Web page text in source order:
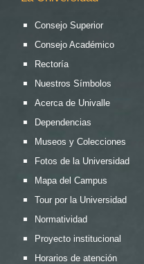
Consejo Superior
Consejo Académico
Rectoría
Nuestros Símbolos
Acerca de Univalle
Dependencias
Museos y Colecciones
Fotos de la Universidad
Mapa del Campus
Tour por la Universidad
Normatividad
Proyecto institucional
Horarios de atención